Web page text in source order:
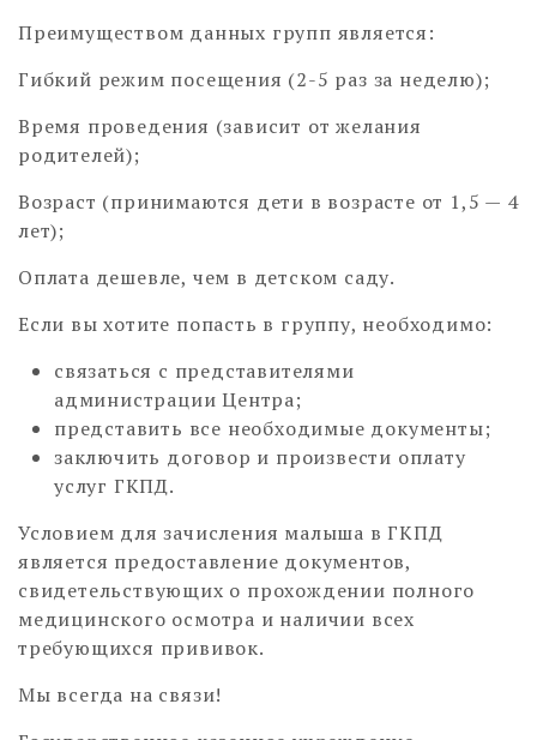
Преимуществом данных групп является:
Гибкий режим посещения (2-5 раз за неделю);
Время проведения (зависит от желания
родителей);
Возраст (принимаются дети в возрасте от 1,5 — 4
лет);
Оплата дешевле, чем в детском саду.
Если вы хотите попасть в группу, необходимо:
связаться с представителями
администрации Центра;
представить все необходимые документы;
заключить договор и произвести оплату
услуг ГКПД.
Условием для зачисления малыша в ГКПД
является предоставление документов,
свидетельствующих о прохождении полного
медицинского осмотра и наличии всех
требующихся прививок.
Мы всегда на связи!